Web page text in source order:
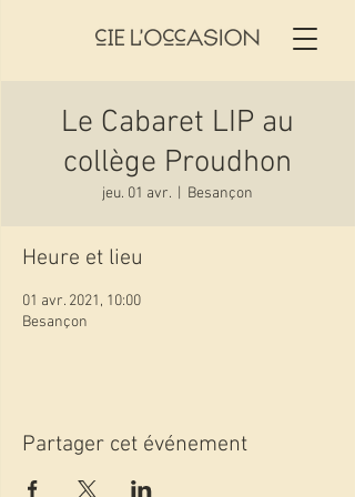
Le Cabaret LIP au
collège Proudhon
jeu. 01 avr. Besançon
Heure et lieu
01 avr. 2021, 10:00
Besançon
Partager cet événement